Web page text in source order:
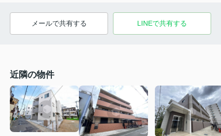
メールで共有する LINEで共有する
近隣の物件